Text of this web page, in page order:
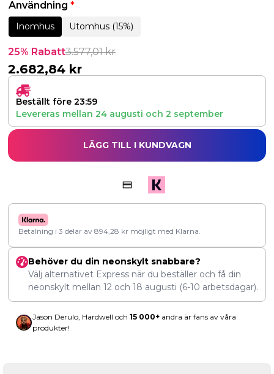
Användning *
Inomhus Utomhus (15%)
25% Rabatt3.577,01kr
2.682,84 kr
Beställt före 23:59
Levereras mellan 24 augusti och 2 september
LÄGG TILL I KUNDVAGN
Betalning i 3 delar av 894,28 kr möjligt med Klarna.
Behöver du din neonskylt snabbare?
Välj alternativet Express när du beställer och få din
neonskylt mellan 12 och 18 augusti (6-10 arbetsdagar).
Jason Derulo, Hardwell och 15 000+ andra är fans av våra
produkter!